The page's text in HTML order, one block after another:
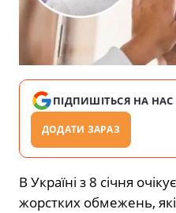
ПІДПИШІТЬСЯ НА НАС
ДОДАТИ ЗАРАЗ
В Україні з 8 січня
жорстких обмежень,